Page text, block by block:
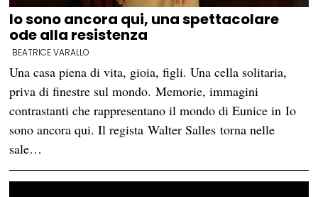
Io sono ancora qui, una spettacolare
ode alla resistenza
BEATRICE VARALLO
Una casa piena di vita, gioia, figli. Una cella solitaria,
priva di finestre sul mondo. Memorie, immagini
contrastanti che rappresentano il mondo di Eunice in Io
sono ancora qui. Il regista Walter Salles torna nelle
sale…